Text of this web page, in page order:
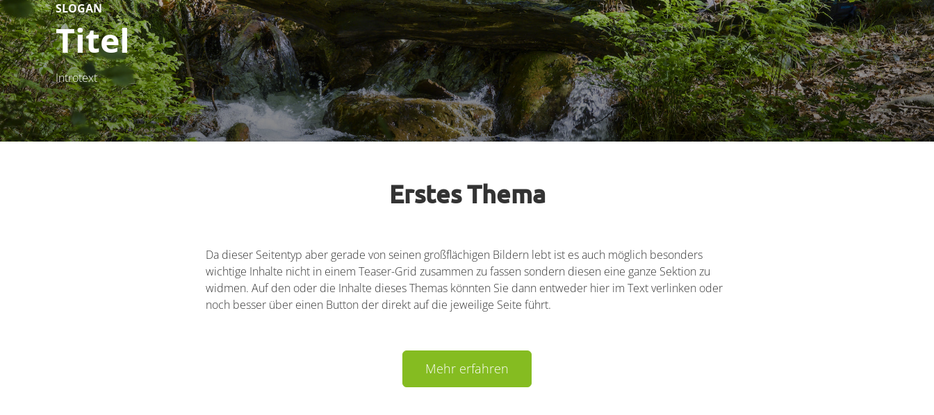
SLOGAN
Titel
Introtext
Erstes Thema
Da dieser Seitentyp aber gerade von seinen großflächigen Bildern lebt ist es auch möglich besonders
wichtige Inhalte nicht in einem Teaser-Grid zusammen zu fassen sondern diesen eine ganze Sektion zu
widmen. Auf den oder die Inhalte dieses Themas könnten Sie dann entweder hier im Text verlinken oder
noch besser über einen Button der direkt auf die jeweilige Seite führt.
Mehr erfahren